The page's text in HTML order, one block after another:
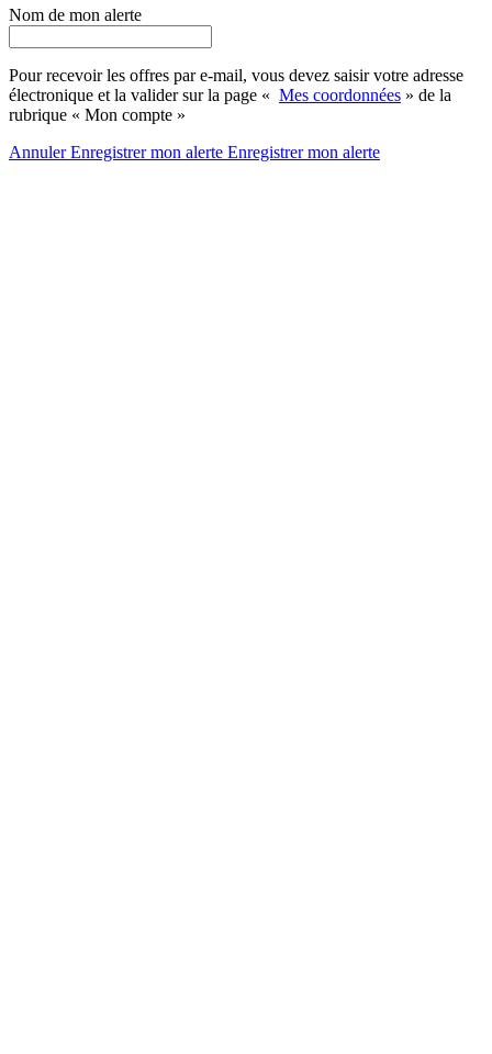
Nom de mon alerte
Pour recevoir les offres par e-mail, vous devez saisir votre adresse
électronique et la valider sur la page « Mes coordonnées » de la
rubrique « Mon compte »
AnnulerEnregistrer mon alerte Enregistrermon alerte